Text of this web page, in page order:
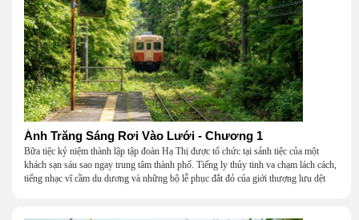
Ánh Trăng Sáng Rơi Vào Lưới - Chương 1
Bữa tiệc kỷ niệm thành lập tập đoàn Hạ Thị được tổ chức tại sảnh tiệc của một
khách sạn sáu sao ngay trung tâm thành phố. Tiếng ly thủy tinh va chạm lách cách,
tiếng nhạc vĩ cầm du dương và những bộ lễ phục đắt đỏ của giới thượng lưu dệt